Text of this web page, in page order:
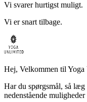
Vi svarer hurtigst muligt.
Vi er snart tilbage.
Hej, Velkommen til
Har du spørgsmål, så
nedenstående